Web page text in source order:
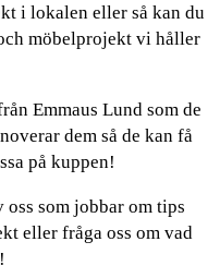
i lokalen eller så kan du
möbelprojekt vi håller
Emmaus Lund som de
dem så de kan få
på kuppen!
som jobbar om tips
eller fråga oss om vad